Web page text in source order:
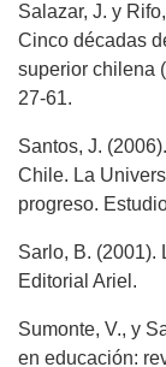
Salazar, J. y
Cinco décadas
superior chilena
27-61.
Santos, J.
Chile. La
progreso.
Sarlo, B. (2001).
Editorial Ariel.
Sumonte, V., y
en educación: